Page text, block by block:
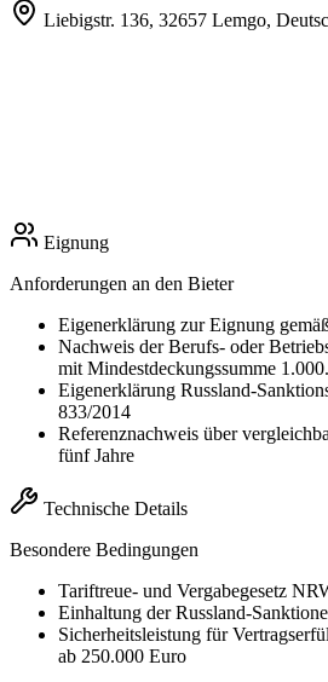
Liebigstr. 136, 32657 Lemgo,
Eignung
Anforderungen an den Bieter
Eigenerklärung zur Eignung
Nachweis der Berufs- oder
mit Mindestdeckungssumme
Eigenerklärung Russland-
833/2014
Referenznachweis über
fünf Jahre
Technische Details
Besondere Bedingungen
Tariftreue- und Vergabegesetz
Einhaltung der Russland-
Sicherheitsleistung für
ab 250.000 Euro